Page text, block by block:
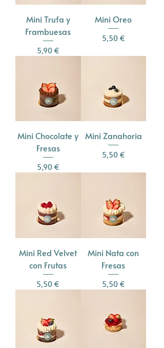
Mini Trufa y
Frambuesas
Precio
5,90 €
Mini Oreo
Precio
5,50 €
Mini Chocolate y
Fresas
Precio
5,90 €
Mini Zanahoria
Precio
5,50 €
Mini Red Velvet
con Frutas
Precio
5,50 €
Mini Nata con
Fresas
Precio
5,50 €